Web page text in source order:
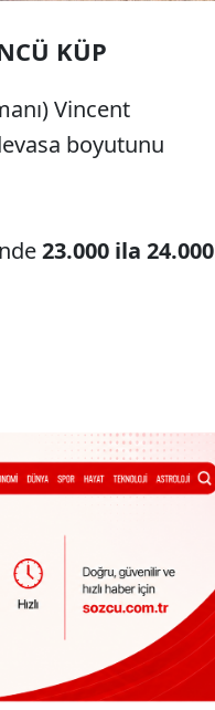
KÜP
Vincent
boyutunu
23.000 ila 24.000